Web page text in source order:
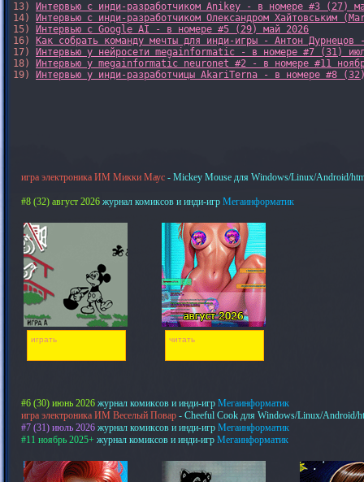
13)
Интервью с инди-разработчиком Anikey - в номере #3 (27)
14)
Интервью с инди-разработчиком Олександром Хайтовським
15)
Интервью с Google AI - в номере #5 (29) май 2026
16)
Как собрать команду мечты для инди-игры - Антон
17)
Интервью у нейросети megainformatic - в номере #7 (31)
18)
Интервью у megainformatic neuronet #2 - в номере #11
19)
Интервью у инди-разработчицы AkariTerna - в номере #8
игра электроника ИМ Микки Маус - Mickey Mouse для Windows/Linux/Android/
#8 (32) август 2026 журнал комиксов и инди-игр Мегаинформатик
играть читать
#6 (30) июнь 2026 журнал комиксов и инди-игр Мегаинформатик
игра электроника ИМ Веселый Повар - Cheeful Cook для Windows/Linux/Android/
#7 (31) июль 2026 журнал комиксов и инди-игр Мегаинформатик
#11 ноябрь 2025+ журнал комиксов и инди-игр Мегаинформатик